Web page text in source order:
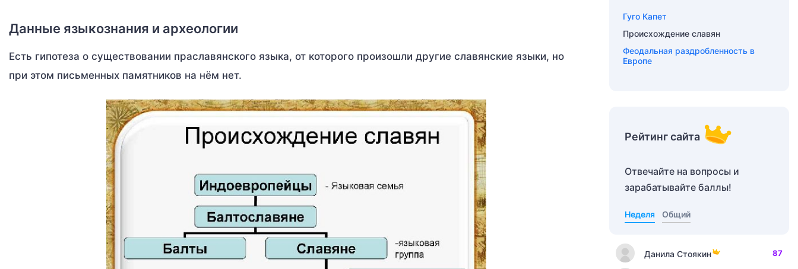
Данные языкознания и археологии
Есть гипотеза о существовании праславянского языка, от которого произошли другие славянские языки, но
при этом письменных памятников на нём нет.
Гуго Капет
Происхождение славян
Феодальная раздробленность в
Европе
Рейтинг сайта
Отвечайте на вопросы и
зарабатывайте баллы!
Неделя Общий
Данила Стоякин 87